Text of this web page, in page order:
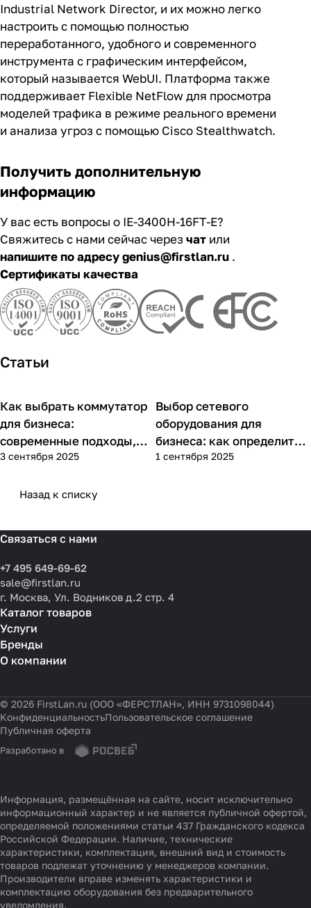
Industrial Network Director, и их можно легко
настроить с помощью полностью
переработанного, удобного и современного
инструмента с графическим интерфейсом,
который называется WebUI. Платформа также
поддерживает Flexible NetFlow для просмотра
моделей трафика в режиме реального времени
и анализа угроз с помощью Cisco Stealthwatch.
Получить дополнительную
информацию
У вас есть вопросы о IE-3400H-16FT-E?
Свяжитесь с нами сейчас черезчат или
напишите по адресу genius@firstlan.ru .
Сертификаты качества
Статьи
Советы покупателям
Как выбрать коммутатор
для бизнеса:
современные подходы,
практика применения и
3 сентября 2025
Советы покупателям
Выбор сетевого
оборудования для
бизнеса: как определить
потребности компании и
1 сентября 2025
Назад к списку
Связаться с нами
+7 495 649-69-62
sale@firstlan.ru
г. Москва, Ул. Водников д.2 стр. 4
Каталог товаров
Услуги
Бренды
О компании
© 2026 FirstLan.ru (ООО «ФЕРСТЛАН», ИНН 9731098044)
КонфиденциальностьПользовательское соглашение
Публичная оферта
Разработано в
Информация, размещённая на сайте, носит исключительно
информационный характер и не является публичной офертой,
определяемой положениями статьи 437 Гражданского кодекса
Российской Федерации. Наличие, технические
характеристики, комплектация, внешний вид и стоимость
товаров подлежат уточнению у менеджеров компании.
Производители вправе изменять характеристики и
комплектацию оборудования без предварительного
уведомления.